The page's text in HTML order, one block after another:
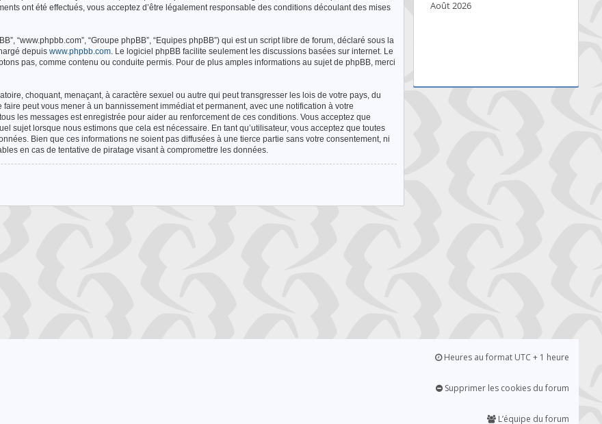
ont été effectués, vous acceptez d’être légalement responsable des conditions découlant des mises
“www.phpbb.com”, “Groupe phpBB”, “Equipes phpBB”) qui est un script libre de forum, déclaré sous la
depuis www.phpbb.com. Le logiciel phpBB facilite seulement les discussions basées sur internet. Le
pas, comme contenu ou conduite permis. Pour de plus amples informations au sujet de phpBB, merci
choquant, menaçant, à caractère sexuel ou autre qui peut transgresser les lois de votre pays, du
peut vous mener à un bannissement immédiat et permanent, avec une notification à votre
les messages est enregistrée pour aider au renforcement de ces conditions. Vous acceptez que
sujet lorsque nous estimons que cela est nécessaire. En tant qu’utilisateur, vous acceptez que toutes
Bien que ces informations ne soient pas diffusées à une tierce partie sans votre consentement, ni
en cas de tentative de piratage visant à compromettre les données.
Heures au format UTC + 1 heure
Supprimer les cookies du forum
L’équipe du forum